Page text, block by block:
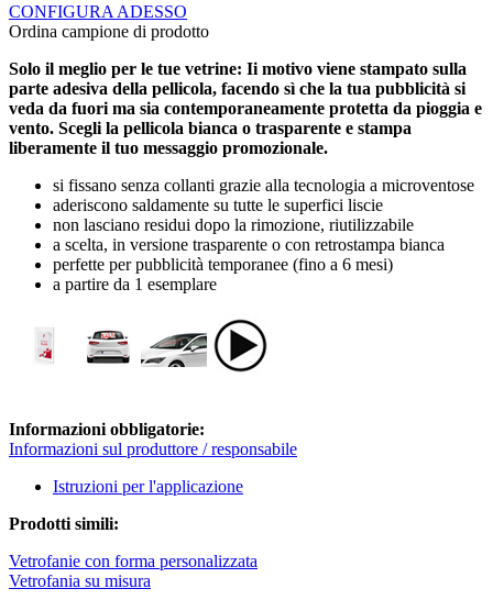
CONFIGURA ADESSO
Ordina campione di prodotto
Solo il meglio per le tue vetrine: Ii motivo viene stampato sulla
parte adesiva della pellicola, facendo sì che la tua pubblicità si
veda da fuori ma sia contemporaneamente protetta da pioggia e
vento. Scegli la pellicola bianca o trasparente e stampa
liberamente il tuo messaggio promozionale.
si fissano senza collanti grazie alla tecnologia a microventose
aderiscono saldamente su tutte le superfici liscie
non lasciano residui dopo la rimozione, riutilizzabile
a scelta, in versione trasparente o con retrostampa bianca
perfette per pubblicità temporanee (fino a 6 mesi)
a partire da 1 esemplare
Informazioni obbligatorie:
Informazioni sul produttore / responsabile
Istruzioni per l'applicazione
Prodotti simili:
Vetrofanie con forma personalizzata
Vetrofania su misura